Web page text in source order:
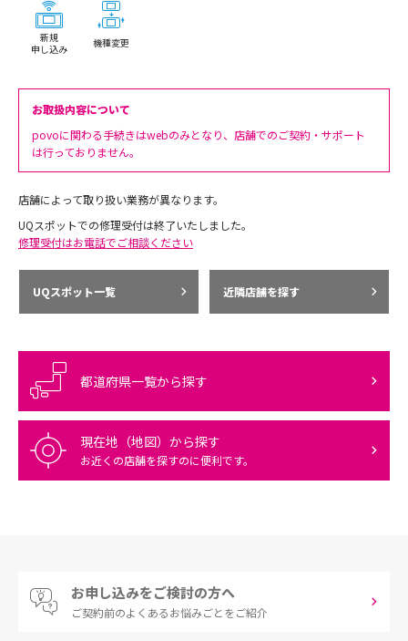
新規
申し込み
機種変更
お取扱内容について
povoに関わる手続きはwebのみとなり、店舗でのご契約・サポート
は行っておりません。
店舗によって取り扱い業務が異なります。
UQスポットでの修理受付は終了いたしました。
修理受付はお電話でご相談ください
UQスポット一覧 近隣店舗を探す
都道府県一覧から探す
現在地（地図）から探す
お近くの店舗を探すのに便利です。
お申し込みをご検討の方へ
ご契約前のよくあるお悩みごとをご紹介